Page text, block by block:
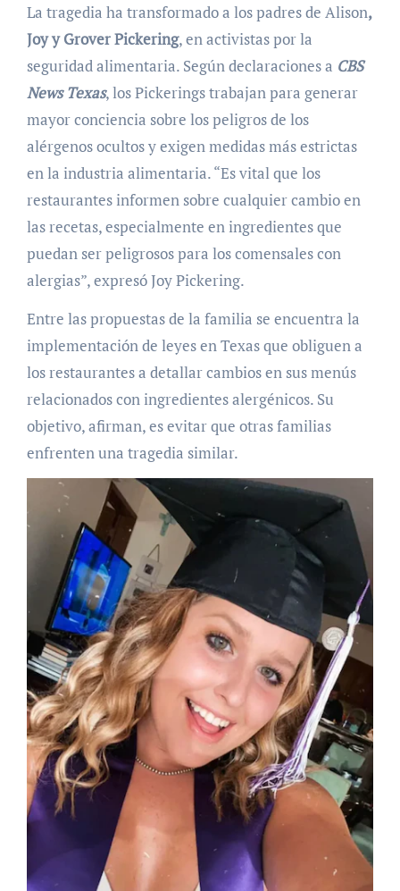
La tragedia ha transformado a los padres de Alison,
Joy y Grover Pickering, en activistas por la
seguridad alimentaria. Según declaraciones a CBS
News Texas, los Pickerings trabajan para generar
mayor conciencia sobre los peligros de los
alérgenos ocultos y exigen medidas más estrictas
en la industria alimentaria. “Es vital que los
restaurantes informen sobre cualquier cambio en
las recetas, especialmente en ingredientes que
puedan ser peligrosos para los comensales con
alergias”, expresó Joy Pickering.
Entre las propuestas de la familia se encuentra la
implementación de leyes en Texas que obliguen a
los restaurantes a detallar cambios en sus menús
relacionados con ingredientes alergénicos. Su
objetivo, afirman, es evitar que otras familias
enfrenten una tragedia similar.